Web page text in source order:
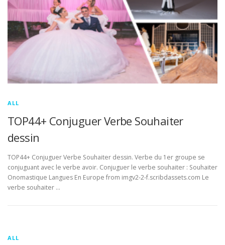
ALL
TOP44+ Conjuguer Verbe Souhaiter
dessin
TOP44+ Conjuguer Verbe Souhaiter dessin. Verbe du 1er groupe se
conjuguant avec le verbe avoir. Conjuguer le verbe souhaiter : Souhaiter
Onomastique Langues En Europe from imgv2-2-f.scribdassets.com Le
verbe souhaiter …
ALL